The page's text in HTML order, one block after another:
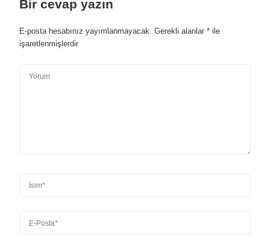
Bir cevap yazın
E-posta hesabınız yayımlanmayacak. Gerekli alanlar * ile
işaretlenmişlerdir